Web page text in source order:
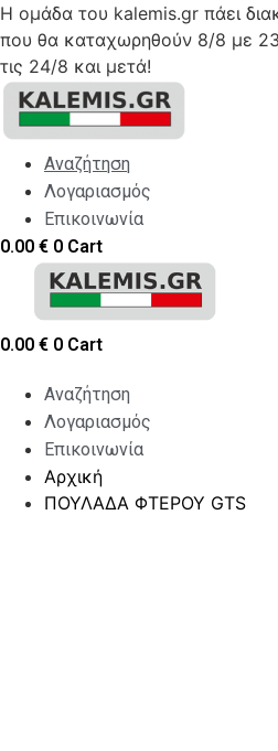
Η ομάδα του kalemis.gr πάει
που θα καταχωρηθούν 8/8 με
τις 24/8 και μετά!
Skip
content
Αναζήτηση
Λογαριασμός
Επικοινωνία
0.00 € 0 Cart
0.00 € 0 Cart
Αναζήτηση
Λογαριασμός
Επικοινωνία
Αρχική
ΠΟΥΛΑΔΑ ΦΤΕΡΟΥ GTS